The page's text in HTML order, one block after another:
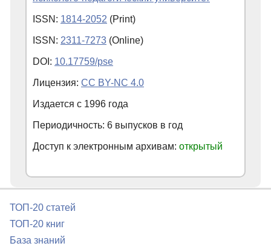
ISSN: 1814-2052 (Print)
ISSN: 2311-7273 (Online)
DOI: 10.17759/pse
Лицензия: CC BY-NC 4.0
Издается с 1996 года
Периодичность: 6 выпусков в год
Доступ к электронным архивам: открытый
ТОП-20 статей
ТОП-20 книг
База знаний